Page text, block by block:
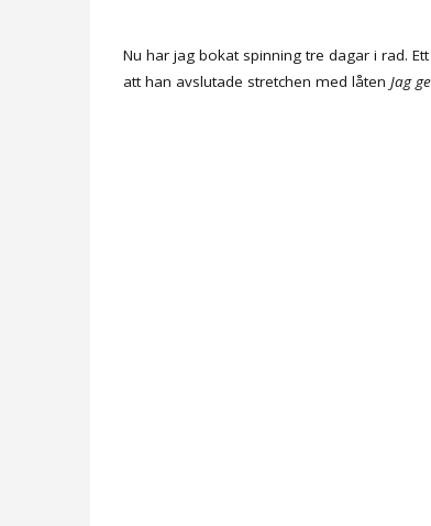
Nu har jag bokat spinning tre dagar i rad.
att han avslutade stretchen med låten Jag